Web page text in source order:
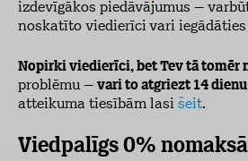
izdevīgākos piedāvājumus –
noskatīto viedierīcivari
Nopirki viedierīci, bet Tev tā tomēr
problēmu – vari to atgriezt 14
atteikuma tiesībām lasi šeit.
Viedpalīgs 0% nomaksā